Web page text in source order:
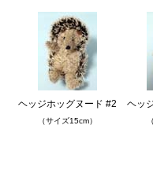
ヘッジホッグヌード #2
（サイズ15cm）
ヘッ